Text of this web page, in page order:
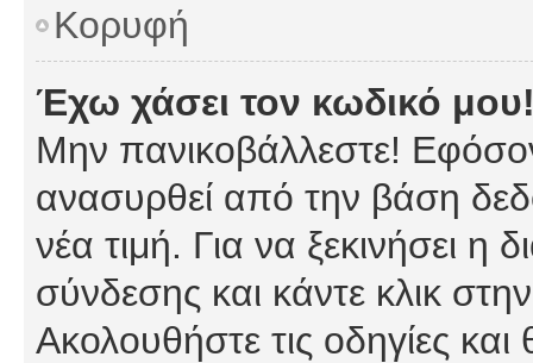
Κορυφή
Έχω χάσει τον κωδικό
Μην πανικοβάλλεστε!
ανασυρθεί από την βάση
νέα τιμή. Για να ξεκινήσει η
σύνδεσης και κάντε κλικ
Ακολουθήστε τις οδηγίες